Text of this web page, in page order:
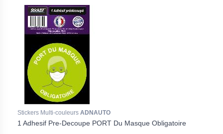
Stickers Multi-couleurs ADNAUTO
1 Adhesif Pre-Decoupe PORT Du Masque Obligatoire